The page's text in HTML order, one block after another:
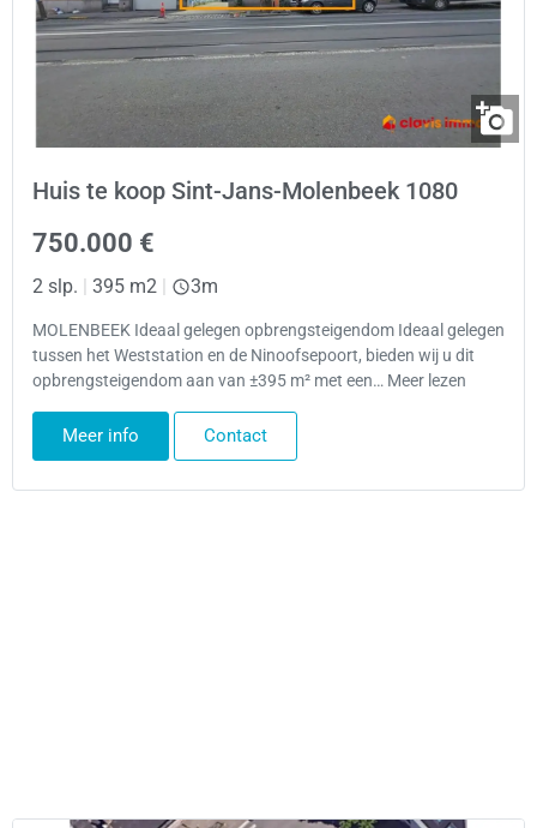
Huis te koop Sint-Jans-Molenbeek 1080
750.000 €
2 slp. | 395 m2 | 3m
MOLENBEEK Ideaal gelegen opbrengsteigendom Ideaal gelegen
tussen het Weststation en de Ninoofsepoort, bieden wij u dit
opbrengsteigendom aan van ±395 m² met een… Meer lezen
Meer info Contact